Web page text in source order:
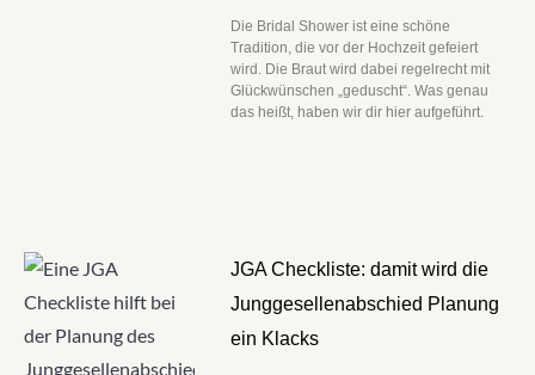
Die Bridal Shower ist eine schöne
Tradition, die vor der Hochzeit gefeiert
wird. Die Braut wird dabei regelrecht mit
Glückwünschen „geduscht“. Was genau
das heißt, haben wir dir hier aufgeführt.
JGA Checkliste: damit wird die
Junggesellenabschied Planung
ein Klacks